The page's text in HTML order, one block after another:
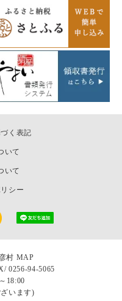
く表記
いて
いて
シー
村 MAP
0256-94-5065
18:00
います)